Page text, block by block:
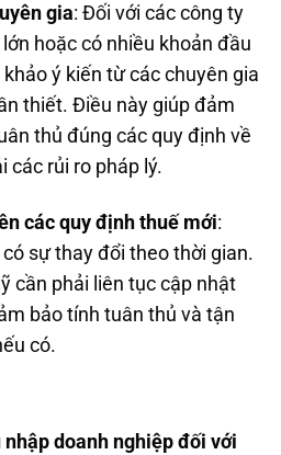
gia: Đối với các công ty
hoặc có nhiều khoản đầu
ý kiến từ các chuyên gia
thiết. Điều này giúp đảm
thủ đúng các quy định về
các rủi ro pháp lý.
các quy định thuế mới:
sự thay đổi theo thời gian.
cần phải liên tục cập nhật
bảo tính tuân thủ và tận
có.
nhập doanh nghiệp đối với